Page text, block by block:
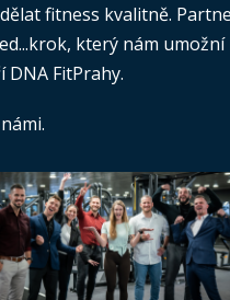
fitness kvalitně.
který nám umožní
FitPrahy.